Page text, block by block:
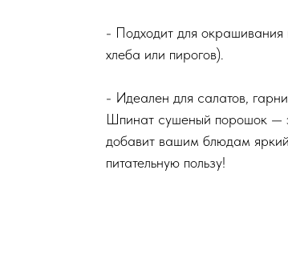
- Подходит для окрашивания
хлеба или пирогов).
- Идеален для салатов,
Шпинат сушеный порошок —
добавит вашим блюдам
питательную пользу!